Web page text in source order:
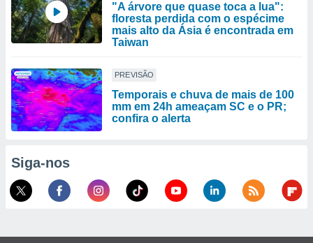
"A árvore que quase toca a lua":
floresta perdida com o espécime
mais alto da Ásia é encontrada em
Taiwan
PREVISÃO
Temporais e chuva de mais de 100
mm em 24h ameaçam SC e o PR;
confira o alerta
Siga-nos